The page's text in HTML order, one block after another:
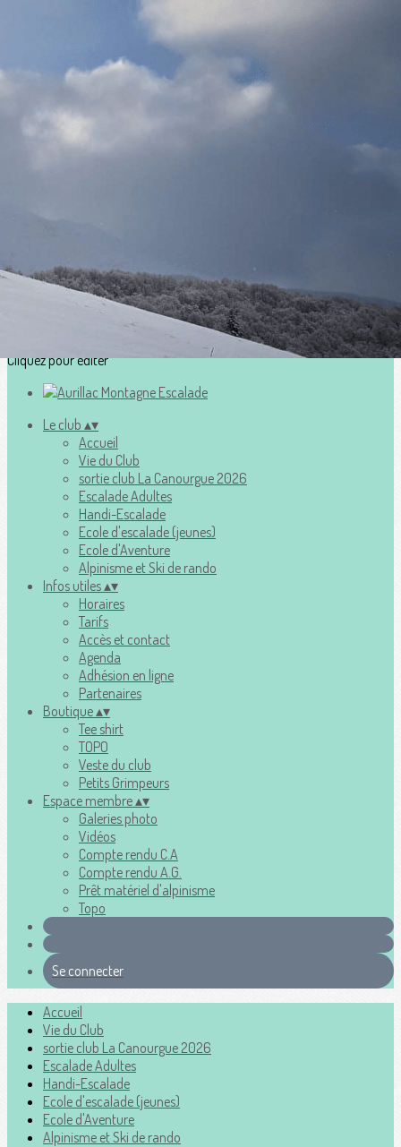
Exporter les lignes sélectionnées
Exporter toutes les colonnes
Exporter uniquement les colonnes affichées
Images de la page d'accueil
Ajoutez un logo, un bouton, des réseaux sociaux
Cliquez pour éditer
Le club ▴▾
Accueil
Vie du Club
sortie club La Canourgue 2026
Escalade Adultes
Handi-Escalade
Ecole d'escalade (jeunes)
Ecole d'Aventure
Alpinisme et Ski de rando
Infos utiles▴▾
Horaires
Tarifs
Accès et contact
Agenda
Adhésion en ligne
Partenaires
Boutique▴▾
Tee shirt
TOPO
Veste du club
Petits Grimpeurs
Espace membre▴▾
Galeries photo
Vidéos
Compte rendu C.A
Compte rendu A.G.
Prêt matériel d'alpinisme
Topo
Se connecter
Accueil
Vie du Club
sortie club La Canourgue 2026
Escalade Adultes
Handi-Escalade
Ecole d'escalade (jeunes)
Ecole d'Aventure
Alpinisme et Ski de rando